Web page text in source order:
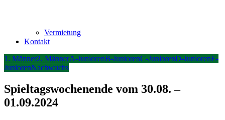
Vermietung
Kontakt
1. Männer2. MännerA-JuniorenB-JuniorenC-JuniorenD-JuniorenE-
JuniorenNachwuchs
Spieltagswochenende vom 30.08. –
01.09.2024